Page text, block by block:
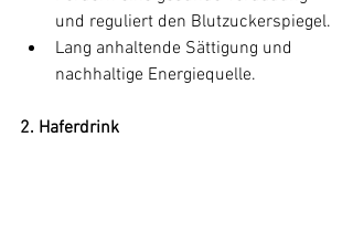
und reguliert den Blutzuckerspiegel.
Lang anhaltende Sättigung und
nachhaltige Energiequelle.
2. Haferdrink